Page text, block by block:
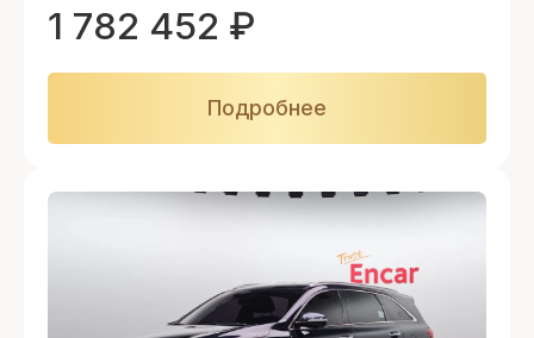
1 782 452 ₽
Подробнее